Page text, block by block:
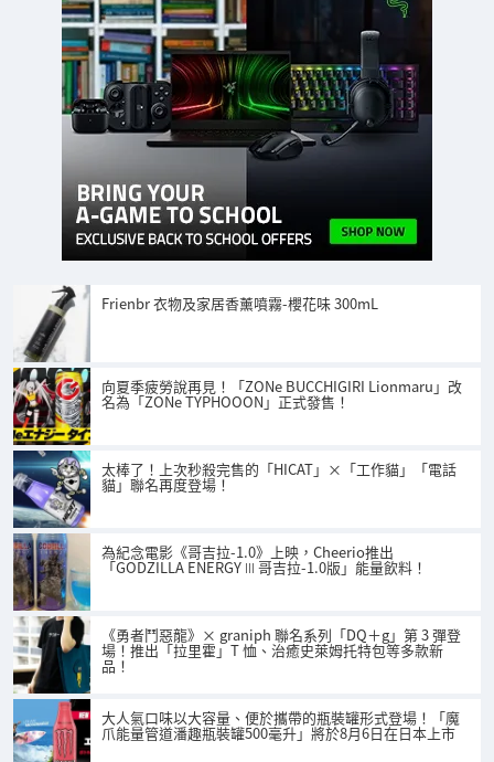
Frienbr 衣物及家居香薰噴霧-櫻花味 300mL
向夏季疲勞說再見！「ZONe BUCCHIGIRI Lionmaru」改
名為「ZONe TYPHOOON」正式發售！
太棒了！上次秒殺完售的「HICAT」×「工作貓」「電話
貓」聯名再度登場！
為紀念電影《哥吉拉-1.0》上映，Cheerio推出
「GODZILLA ENERGY Ⅲ 哥吉拉-1.0版」能量飲料！
《勇者鬥惡龍》× graniph 聯名系列「DQ＋g」第 3 彈登
場！推出「拉里霍」T 恤、治癒史萊姆托特包等多款新
品！
大人氣口味以大容量、便於攜帶的瓶裝罐形式登場！「魔
爪能量管道潘趣瓶裝罐500毫升」將於8月6日在日本上市